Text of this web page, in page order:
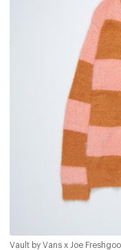
Vault by Vans x Joe